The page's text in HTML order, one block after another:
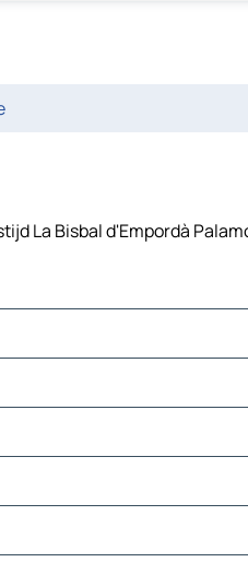
La Bisbal d'Empordà